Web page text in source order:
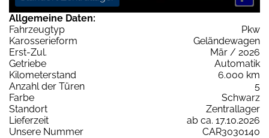
Allgemeine Daten:
Fahrzeugtyp
Pkw
Karosserieform
Geländewagen
Erst-Zul.
Mär / 2026
Getriebe
Automatik
Kilometerstand
6.000 km
Anzahl der Türen
5
Farbe
Schwarz
Standort
Zentrallager
Lieferzeit
ab ca. 17.10.2026
Unsere Nummer
CAR3030140